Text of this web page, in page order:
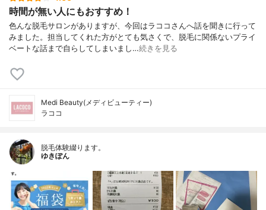
時間が無い人にもおすすめ！
色んな脱毛サロンがありますが、今回はラココさんへ話を聞きに行って
みました。担当してくれた方がとても気さくで、脱毛に関係ないプライ
ベートな話まで自らしてしまいまし…続きを見る
Medi Beauty(メディビューティー)
ラココ
脱毛体験綴ります。
ゆきぽん